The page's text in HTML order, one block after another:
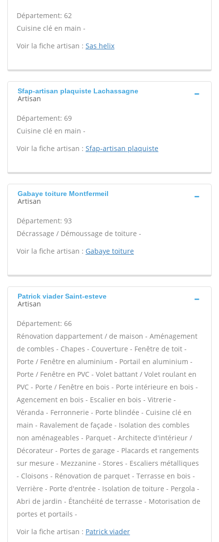
Département: 62
Cuisine clé en main -
Voir la fiche artisan : Sas helix
Sfap-artisan plaquiste Lachassagne
Artisan
Département: 69
Cuisine clé en main -
Voir la fiche artisan : Sfap-artisan plaquiste
Gabaye toiture Montfermeil
Artisan
Département: 93
Décrassage / Démoussage de toiture -
Voir la fiche artisan : Gabaye toiture
Patrick viader Saint-esteve
Artisan
Département: 66
Rénovation dappartement / de maison - Aménagement
de combles - Chapes - Couverture - Fenêtre de toit -
Porte / Fenêtre en aluminium - Portail en aluminium -
Porte / Fenêtre en PVC - Volet battant / Volet roulant en
PVC - Porte / Fenêtre en bois - Porte intérieure en bois -
Agencement en bois - Escalier en bois - Vitrerie -
Véranda - Ferronnerie - Porte blindée - Cuisine clé en
main - Ravalement de façade - Isolation des combles
non aménageables - Parquet - Architecte d'intérieur /
Décorateur - Portes de garage - Placards et rangements
sur mesure - Mezzanine - Stores - Escaliers métalliques
- Cloisons - Rénovation de parquet - Terrasse en bois -
Verrière - Porte d'entrée - Isolation de toiture - Pergola -
Abri de jardin - Étanchéité de terrasse - Motorisation de
portes et portails -
Voir la fiche artisan : Patrick viader